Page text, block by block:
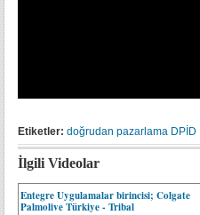
Etiketler: doğrudan pazarlama DPİD
İlgili Videolar
Entegre Uygulamalar birincisi; Colgate
Palmolive Türkiye - Tribal